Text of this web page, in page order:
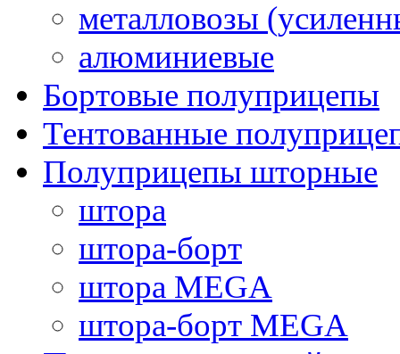
металловозы
алюминиевые
Бортовые полуприцепы
Тентованные
Полуприцепы шторные
штора
штора-борт
штора MEGA
штора-борт MEGA